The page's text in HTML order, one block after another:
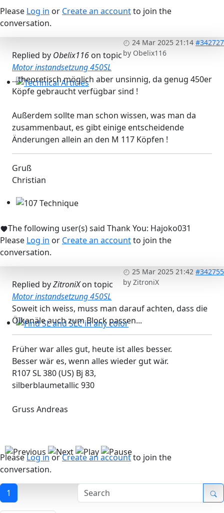
Technical Articles
Find SL and SLC in any color
Please Log in or Create an accountto join the
conversation.
24 Mar 2025 21:14 #342727
by Obelix116
Replied by Obelix116on topic
Motor instandsetzung 450SL
...theoretisch möglich aber unsinnig, da genug 450er
Köpfe gebraucht verfügbar sind !
Außerdem sollte man schon wissen, was man da
zusammenbaut, es gibt einige entscheidende
Änderungen allein an den M 117 Köpfen !
Gruß
Christian
The following user(s) said Thank You: Hajoko031
Please Log in or Create an accountto join the
conversation.
25 Mar 2025 21:42 #342755
by ZitroniX
Replied byZitroniXon topic
Motor instandsetzung 450SL
Soweit ich weiss, muss man darauf achten, dass die
Ölkanäle auch zum Block passen...
Früher war alles gut, heute ist alles besser.
Besser wär es, wenn alles wieder gut wär.
R107 SL 380 (US) Bj 83,
silberblaumetallic 930
Gruss Andreas
PleaseLog inorCreate an accountto join the
conversation.
1